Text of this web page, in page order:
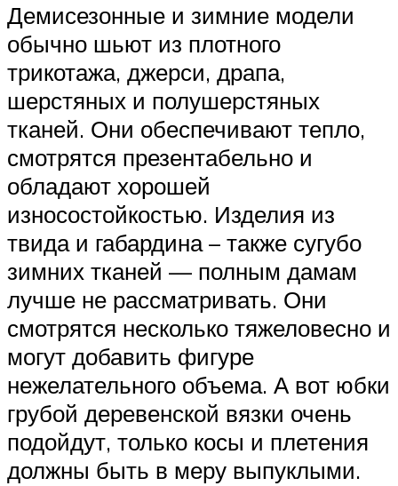
Демисезонные и зимние модели
обычно шьют из плотного
трикотажа, джерси, драпа,
шерстяных и полушерстяных
тканей. Они обеспечивают тепло,
смотрятся презентабельно и
обладают хорошей
износостойкостью. Изделия из
твида и габардина – также сугубо
зимних тканей — полным дамам
лучше не рассматривать. Они
смотрятся несколько тяжеловесно и
могут добавить фигуре
нежелательного объема. А вот юбки
грубой деревенской вязки очень
подойдут, только косы и плетения
должны быть в меру выпуклыми.